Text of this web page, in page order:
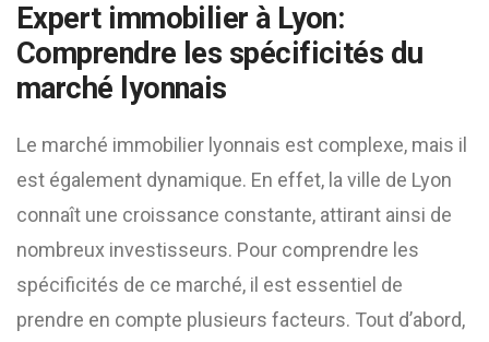
Expert immobilier à Lyon:
Comprendre les spécificités du
marché lyonnais
Le marché immobilier lyonnais est complexe, mais il
est également dynamique. En effet, la ville de Lyon
connaît une croissance constante, attirant ainsi de
nombreux investisseurs. Pour comprendre les
spécificités de ce marché, il est essentiel de
prendre en compte plusieurs facteurs. Tout d’abord,